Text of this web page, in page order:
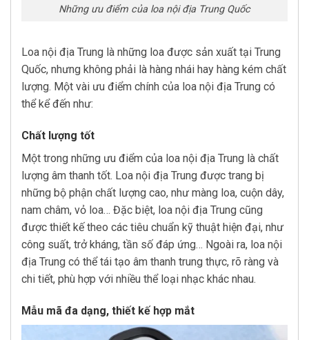
Những ưu điểm của loa nội địa Trung Quốc
Loa nội địa Trung là những loa được sản xuất tại Trung
Quốc, nhưng không phải là hàng nhái hay hàng kém chất
lượng. Một vài ưu điểm chính của loa nội địa Trung có
thể kể đến như:
Chất lượng tốt
Một trong những ưu điểm của loa nội địa Trung là chất
lượng âm thanh tốt. Loa nội địa Trung được trang bị
những bộ phận chất lượng cao, như màng loa, cuộn dây,
nam châm, vỏ loa… Đặc biệt, loa nội địa Trung cũng
được thiết kế theo các tiêu chuẩn kỹ thuật hiện đại, như
công suất, trở kháng, tần số đáp ứng… Ngoài ra, loa nội
địa Trung có thể tái tạo âm thanh trung thực, rõ ràng và
chi tiết, phù hợp với nhiều thể loại nhạc khác nhau.
Mẫu mã đa dạng, thiết kế hợp mắt